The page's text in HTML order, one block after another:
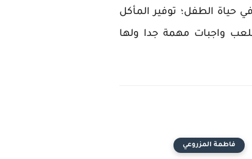
حياة الطفل؛ توفير المأكل
واجبات مهمة جدا ولها
فاطمة المزروعي